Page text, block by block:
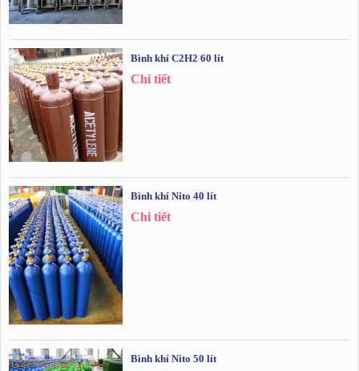
Bình khí C2H2 60 lít
Chi tiết
Bình khí Nito 40 lít
Chi tiết
Bình khí Nito 50 lít